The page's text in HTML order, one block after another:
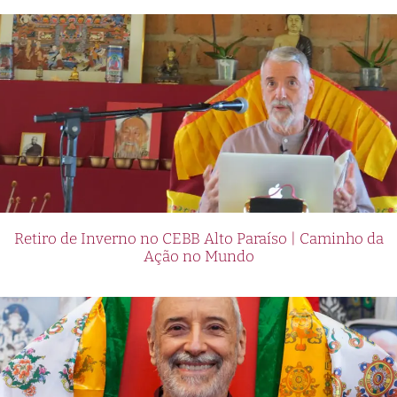
Retiro de Inverno no CEBB Alto Paraíso | Caminho da
Ação no Mundo